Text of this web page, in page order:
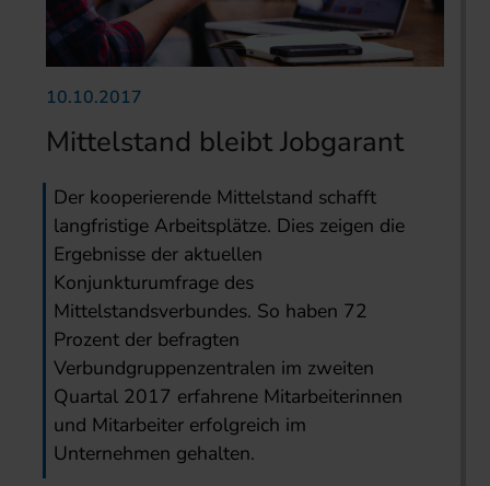
10.10.2017
Mittelstand bleibt Jobgarant
Der kooperierende Mittelstand schafft
langfristige Arbeitsplätze. Dies zeigen die
Ergebnisse der aktuellen
Konjunkturumfrage des
Mittelstandsverbundes. So haben 72
Prozent der befragten
Verbundgruppenzentralen im zweiten
Quartal 2017 erfahrene Mitarbeiterinnen
und Mitarbeiter erfolgreich im
Unternehmen gehalten.